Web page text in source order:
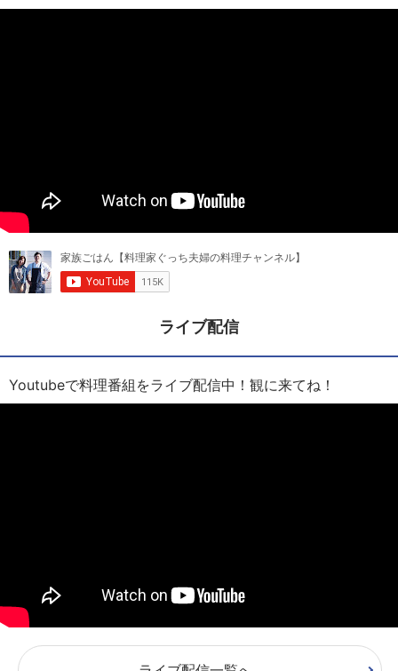
ライブ配信
Youtubeで料理番組をライブ配信中！観に来てね！